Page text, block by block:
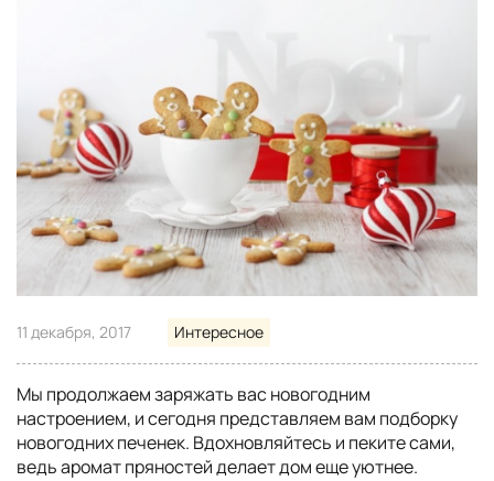
11 декабря, 2017 Интересное
Мы продолжаем заряжать вас новогодним
настроением, и сегодня представляем вам подборку
новогодних печенек. Вдохновляйтесь и пеките сами,
ведь аромат пряностей делает дом еще уютнее.